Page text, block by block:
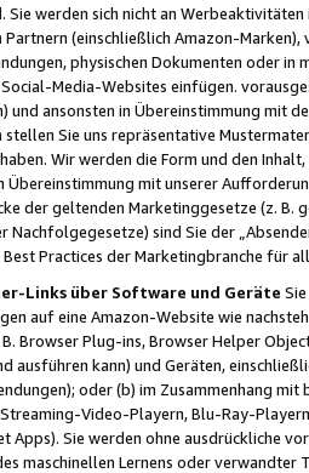
Sie werden sich nicht an
Partnern (einschließlich Amazon-
physischen Dokumenten oder in
Media-Websites einfügen.
und ansonsten in Übereinstimmung mit
stellen Sie uns repräsentative
Wir werden die Form und den
Übereinstimmung mit unserer
der geltenden Marketinggesetze (z. B.
Nachfolgegesetze) sind Sie der
Practices der Marketingbranche für
Links über Software und Geräte
auf eine Amazon-Website wie
Browser Plug-ins, Browser Helper
ausführen kann) und Geräten,
oder (b) im Zusammenhang
Video-Playern, Blu-Ray-
Apps). Sie werden ohne ausdrückliche
maschinellen Lernens oder